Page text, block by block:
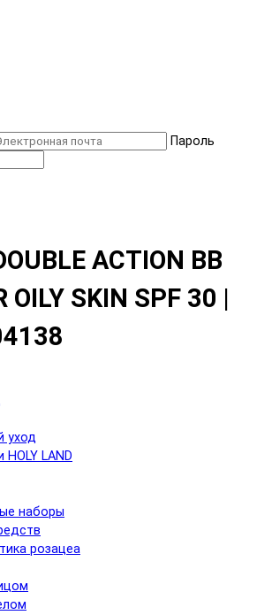
Пароль
ACTION BB
OILY SKIN SPF 30 |
уход
HOLY LAND
наборы
розацеа